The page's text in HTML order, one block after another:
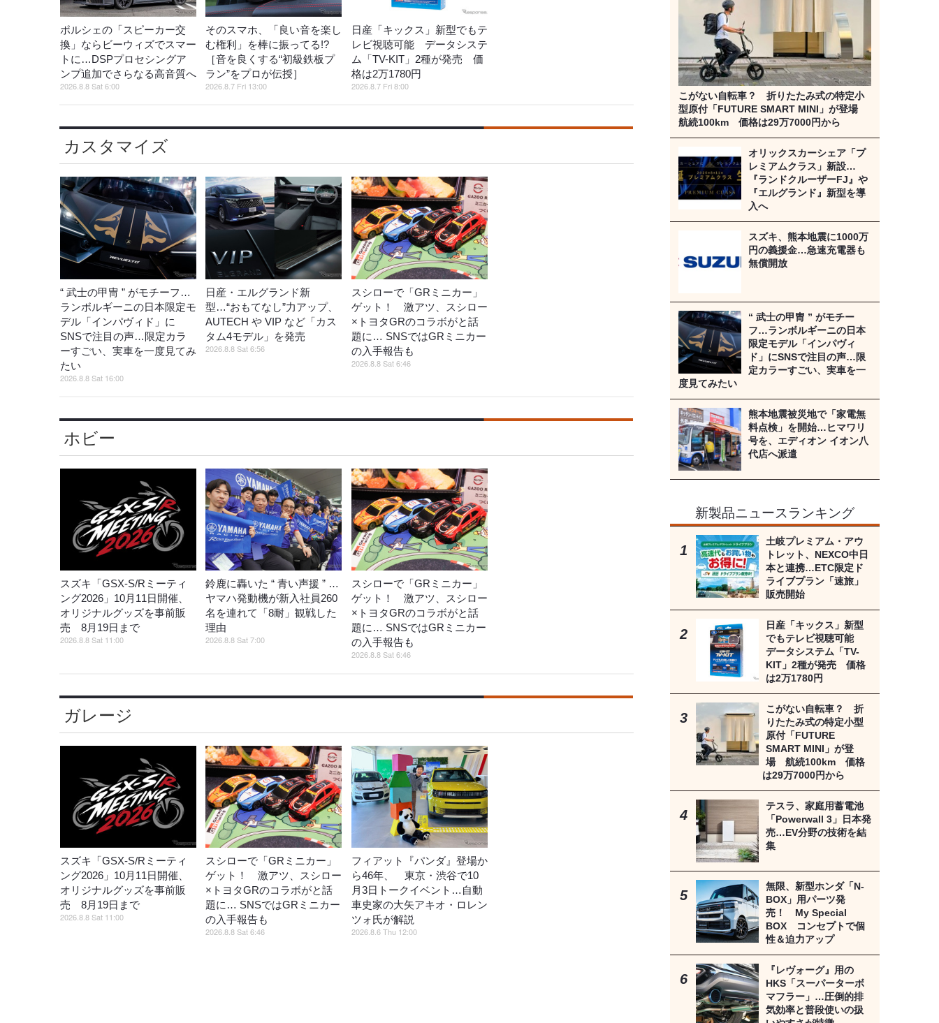
ポルシェの「スピーカー交
換」ならビーウィズでスマー
トに…DSPプロセシングア
ンプ追加でさらなる高音質へ
2026.8.8 Sat 6:00
そのスマホ、「良い音を楽し
む権利」を棒に振ってる!?
［音を良くする“初級鉄板プ
ラン”をプロが伝授］
2026.8.7 Fri 13:00
日産「キックス」新型でもテ
レビ視聴可能 データシステ
ム「TV-KIT」2種が発売 価
格は2万1780円
2026.8.7 Fri 8:00
カスタマイズ
“ 武士の甲冑 ” がモチーフ…
ランボルギーニの日本限定モ
デル「インパヴィド」に
SNSで注目の声…限定カラ
ーすごい、実車を一度見てみ
たい
2026.8.8 Sat 16:00
日産・エルグランド新
型…“おもてなし”力アップ、
AUTECH や VIP など「カス
タム4モデル」を発売
2026.8.8 Sat 6:56
スシローで「GRミニカー」
ゲット！ 激アツ、スシロー
×トヨタGRのコラボがと話
題に… SNSではGRミニカー
の入手報告も
2026.8.8 Sat 6:46
ホビー
スズキ「GSX-S/Rミーティ
ング2026」10月11日開催、
オリジナルグッズを事前販
売 8月19日まで
2026.8.8 Sat 11:00
鈴鹿に轟いた “ 青い声援 ” …
ヤマハ発動機が新入社員260
名を連れて「8耐」観戦した
理由
2026.8.8 Sat 7:00
スシローで「GRミニカー」
ゲット！ 激アツ、スシロー
×トヨタGRのコラボがと話
題に… SNSではGRミニカー
の入手報告も
2026.8.8 Sat 6:46
ガレージ
スズキ「GSX-S/Rミーティ
ング2026」10月11日開催、
オリジナルグッズを事前販
売 8月19日まで
2026.8.8 Sat 11:00
スシローで「GRミニカー」
ゲット！ 激アツ、スシロー
×トヨタGRのコラボがと話
題に… SNSではGRミニカー
の入手報告も
2026.8.8 Sat 6:46
フィアット『パンダ』登場か
ら46年、 東京・渋谷で10
月3日トークイベント…自動
車史家の大矢アキオ・ロレン
ツォ氏が解説
2026.8.6 Thu 12:00
こがない自転車？ 折りたたみ式の特定小
型原付「FUTURE SMART MINI」が登場
航続100km 価格は29万7000円から
オリックスカーシェア「プ
レミアムクラス」新設…
『ランドクルーザーFJ』や
『エルグランド』新型を導
入へ
スズキ、熊本地震に1000万
円の義援金…急速充電器も
無償開放
“ 武士の甲冑 ” がモチー
フ…ランボルギーニの日本
限定モデル「インパヴィ
ド」にSNSで注目の声…限
定カラーすごい、実車を一
度見てみたい
熊本地震被災地で「家電無
料点検」を開始…ヒマワリ
号を、エディオン イオン八
代店へ派遣
新製品ニュースランキング
土岐プレミアム・アウ
トレット、NEXCO中日
本と連携…ETC限定ド
ライブプラン「速旅」
販売開始
日産「キックス」新型
でもテレビ視聴可能
データシステム「TV-
KIT」2種が発売 価格
は2万1780円
こがない自転車？ 折
りたたみ式の特定小型
原付「FUTURE
SMART MINI」が登
場 航続100km 価格
は29万7000円から
テスラ、家庭用蓄電池
「Powerwall 3」日本発
売…EV分野の技術を結
集
無限、新型ホンダ「N-
BOX」用パーツ発
売！ My Special
BOX コンセプトで個
性＆迫力アップ
『レヴォーグ』用の
HKS「スーパーターボ
マフラー」…圧倒的排
気効率と普段使いの扱